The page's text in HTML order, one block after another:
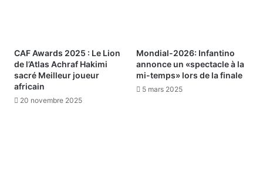
CAF Awards 2025 : Le Lion
de l’Atlas Achraf Hakimi
sacré Meilleur joueur
africain
20 novembre 2025
Mondial-2026: Infantino
annonce un «spectacle à la
mi-temps» lors de la finale
5 mars 2025